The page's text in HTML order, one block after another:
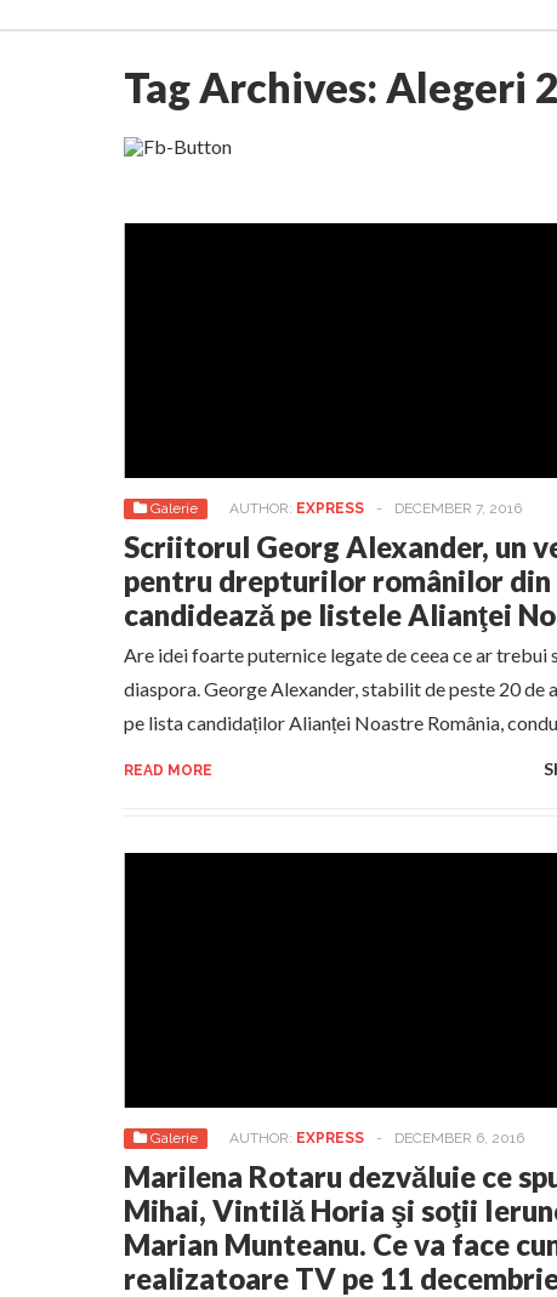
Tag Archives: Alegeri
Galerie AUTHOR: EXPRESS - DECEMBER 7, 2016
Scriitorul Georg Alexander, un
pentru drepturilor românilor din
candidează pe listele Alianţei
Are idei foarte puternice legate de ceea ce ar trebui
diaspora. George Alexander, stabilit de peste 20 de
pe lista candidaților Alianței Noastre România,
READ MORE
Galerie AUTHOR: EXPRESS - DECEMBER 6, 2016
Marilena Rotaru dezvăluie ce
Mihai, Vintilă Horia şi soţii
Marian Munteanu. Ce va face
realizatoare TV pe 11